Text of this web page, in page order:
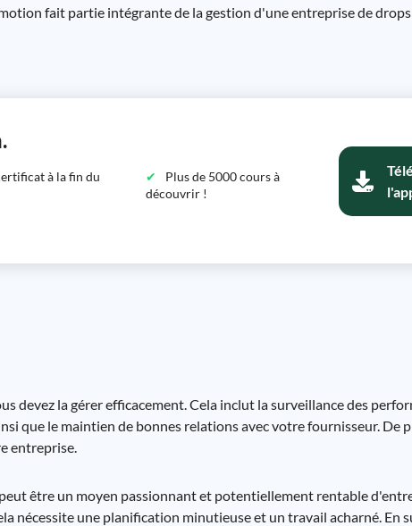
fait partie intégrante de la gestion d'une entreprise de
à la fin du
Plus de 5000 cours à
découvrir !
devez la gérer efficacement. Cela inclut la surveillance des
que le maintien de bonnes relations avec votre fournisseur. De
entreprise.
être un moyen passionnant et potentiellement rentable
nécessite une planification minutieuse et un travail acharné. En